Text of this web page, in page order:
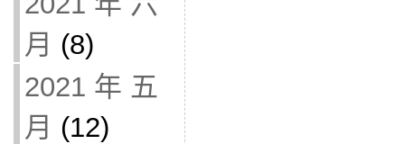
月 (8)
2021 年 五
月 (12)